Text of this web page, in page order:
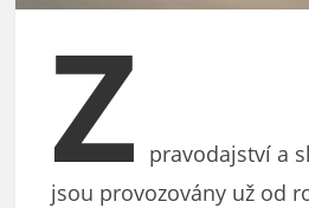
Z pravodajství a
jsou provozovány už od